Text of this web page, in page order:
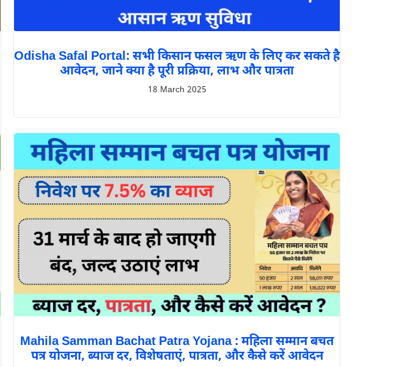
Odisha Safal Portal: सभी किसान फसल ऋण के लिए कर सकते है
आवेदन, जाने क्या है पूरी प्रक्रिया, लाभ और पात्रता
18 March 2025
Mahila Samman Bachat Patra Yojana : महिला सम्मान बचत
पत्र योजना, ब्याज दर, विशेषताएं, पात्रता, और कैसे करें आवेदन